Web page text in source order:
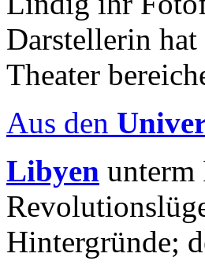
Darstellerin hat
Theater
Aus den
Libyen unterm
Hintergründe;